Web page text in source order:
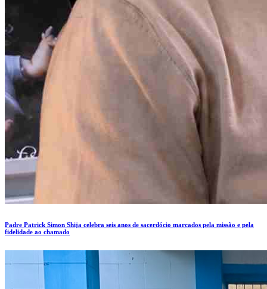
Padre Patrick Simon Shija celebra seis anos de sacerdócio marcados pela missão e pela
fidelidade ao chamado